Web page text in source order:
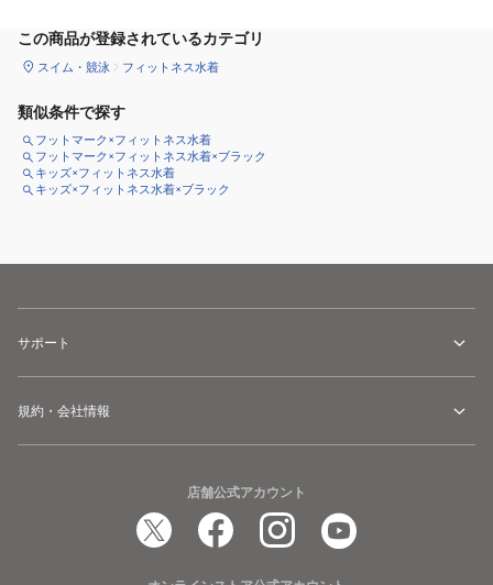
この商品が登録されているカテゴリ
スイム・競泳 フィットネス水着
類似条件で探す
フットマーク×フィットネス水着
フットマーク×フィットネス水着×ブラック
キッズ×フィットネス水着
キッズ×フィットネス水着×ブラック
サポート
規約・会社情報
店舗公式アカウント